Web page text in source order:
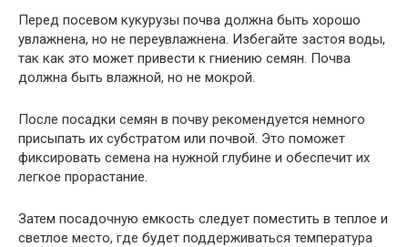
Перед посевом кукурузы почва должна быть хорошо
увлажнена, но не переувлажнена. Избегайте застоя воды,
так как это может привести к гниению семян. Почва
должна быть влажной, но не мокрой.
После посадки семян в почву рекомендуется немного
присыпать их субстратом или почвой. Это поможет
фиксировать семена на нужной глубине и обеспечит их
легкое прорастание.
Затем посадочную емкость следует поместить в теплое и
светлое место, где будет поддерживаться температура